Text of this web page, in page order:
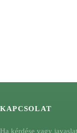
KAPCSOLAT
Ha kérdése vagy